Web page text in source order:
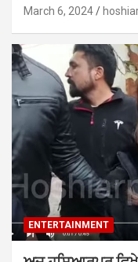
March 6, 2024
ENTERTAINMENT